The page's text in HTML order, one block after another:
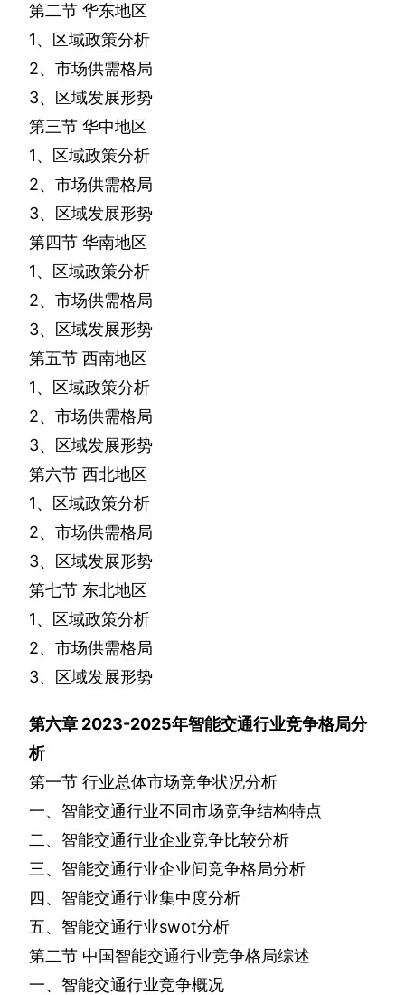
第二节 华东地区
1、区域政策分析
2、市场供需格局
3、区域发展形势
第三节 华中地区
1、区域政策分析
2、市场供需格局
3、区域发展形势
第四节 华南地区
1、区域政策分析
2、市场供需格局
3、区域发展形势
第五节 西南地区
1、区域政策分析
2、市场供需格局
3、区域发展形势
第六节 西北地区
1、区域政策分析
2、市场供需格局
3、区域发展形势
第七节 东北地区
1、区域政策分析
2、市场供需格局
3、区域发展形势
第六章 2023-2025年智能交通行业竞争格局分
析
第一节 行业总体市场竞争状况分析
一、智能交通行业不同市场竞争结构特点
二、智能交通行业企业竞争比较分析
三、智能交通行业企业间竞争格局分析
四、智能交通行业集中度分析
五、智能交通行业swot分析
第二节 中国智能交通行业竞争格局综述
一、智能交通行业竞争概况